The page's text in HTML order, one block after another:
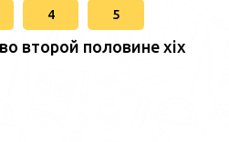
4 5
второй половине хіх